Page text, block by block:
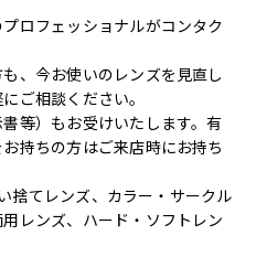
ロフェッショナルがコンタク
、今お使いのレンズを見直し
ご相談ください。
等）もお受けいたします。有
持ちの方はご来店時にお持ち
捨てレンズ、カラー・サークル
レンズ、ハード・ソフトレン